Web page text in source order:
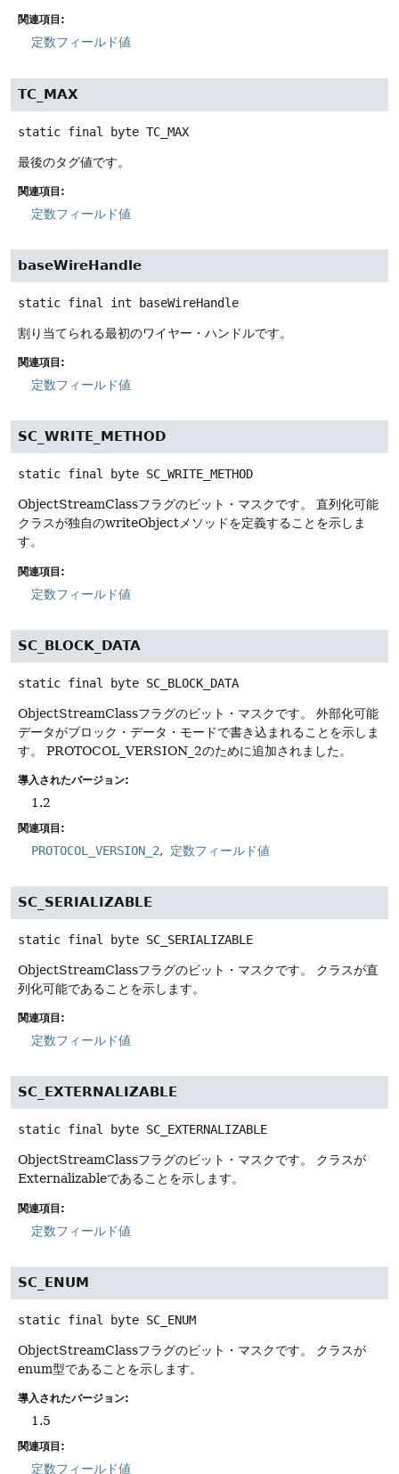
関連項目:
定数フィールド値
TC_MAX
static final byte TC_MAX
最後のタグ値です。
関連項目:
定数フィールド値
baseWireHandle
static final int baseWireHandle
割り当てられる最初のワイヤー・ハンドルです。
関連項目:
定数フィールド値
SC_WRITE_METHOD
static final byte SC_WRITE_METHOD
ObjectStreamClassフラグのビット・マスクです。
直列化可能
クラスが独自のwriteObjectメソッドを定義することを示しま
す。
関連項目:
定数フィールド値
SC_BLOCK_DATA
static final byte SC_BLOCK_DATA
ObjectStreamClassフラグのビット・マスクです。
外部化可能
データがブロック・データ・モードで書き込まれることを示しま
す。
PROTOCOL_VERSION_2のために追加されました。
導入されたバージョン:
1.2
関連項目:
PROTOCOL_VERSION_2 定数フィールド値
SC_SERIALIZABLE
static final byte SC_SERIALIZABLE
ObjectStreamClassフラグのビット・マスクです。
クラスが直
列化可能であることを示します。
関連項目:
定数フィールド値
SC_EXTERNALIZABLE
static final byte SC_EXTERNALIZABLE
ObjectStreamClassフラグのビット・マスクです。
クラスが
Externalizableであることを示します。
関連項目:
定数フィールド値
SC_ENUM
static final byte SC_ENUM
ObjectStreamClassフラグのビット・マスクです。
クラスが
enum型であることを示します。
導入されたバージョン:
1.5
関連項目:
定数フィールド値